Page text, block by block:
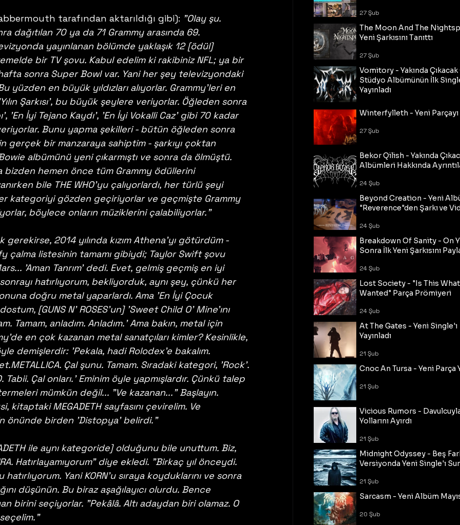
tarafından aktarıldığı gibi): "Olay şu.
dağıtılan 70 ya da 71 Grammy arasında 69.
yayınlanan bölümde yaklaşık 12 [ödül]
bir TV şovu. Kabul edelim ki rakibiniz NFL; ya bir
sonra Super Bowl var. Yani her şey televizyondaki
yüzden en büyük yıldızları alıyorlar. Grammy'leri en
Şarkısı', bu büyük şeylere veriyorlar. Öğleden sonra
'En İyi Tejano Kaydı', 'En İyi Vokalli Caz' gibi 70 kadar
Bunu yapma şekilleri - bütün öğleden sonra
gerçek bir manzaraya sahiptim - şarkıyı çoktan
Bowie albümünü yeni çıkarmıştı ve sonra da ölmüştü.
bizden hemen önce tüm Grammy ödüllerini
bile THE WHO'yu çalıyorlardı, her türlü şeyi
her kategoriyi gözden geçiriyorlar ve geçmişte Grammy
böylece onların müziklerini çalabiliyorlar."
2014 yılında kızım Athena'yı götürdüm -
çalma listesinin tamamı gibiydi; Taylor Swift şovu
'Aman Tanrım' dedi. Evet, gelmiş geçmiş en iyi
hatırlıyorum, bekliyorduk, aynı şey, çünkü her
doğru metal yaparlardı. Ama 'En İyi Çocuk
[GUNS N' ROSES'un] 'Sweet Child O' Mine'ını
Tamam, anladım. Anladım.' Ama bakın, metal için
en çok kazanan metal sanatçıları kimler? Kesinlikle,
demişlerdir: 'Pekala, hadi Rolodex'e bakalım.
Çal şunu. Tamam. Sıradaki kategori, 'Rock'.
Tabii. Çal onları.' Eminim öyle yapmışlardır. Çünkü talep
mümkün değil... "Ve kazanan..." Başlayın.
kitaptaki MEGADETH sayfasını çevirelim. Ve
önünde birden 'Distopya' belirdi."
ile aynı kategoride] olduğunu bile unuttum. Biz,
Hatırlayamıyorum" diye ekledi. "Birkaç yıl önceydi.
hatırlıyorum. Yani KORN'u sıraya koyduklarını ve sonra
düşünün. Bu biraz aşağılayıcı olurdu. Bence
birini seçiyorlar. "Pekâlâ. Altı adaydan biri olamaz. O
27 Şub
The Moon And The
Yeni Şarkısını Tanıttı
27 Şub
Vomitory - Yakında
Stüdyo Albümünün İlk
Yayınladı
Winterfylleth - Yeni Parçayı
27 Şub
Bekor Qilish - Yakında
Albümleri Hakkında
24 Şub
Beyond Creation - Yeni
"Reverence"den Şarkı ve
24 Şub
Breakdown Of Sanity - On
Sonra İlk Yeni Şarkısını
24 Şub
Lost Society - "Is This
Wanted" Parça Prömiyeri
24 Şub
At The Gates - Yeni Single'ı
Yayınladı
21 Şub
Cnoc An Tursa - Yeni Parça
21 Şub
Vicious Rumors -
Yollarını Ayırdı
21 Şub
Midnight Odyssey - Beş
Versiyonda Yeni Single'ı
21 Şub
Sarcasm - Yeni Albüm
20 Şub